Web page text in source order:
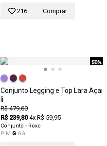
216 Comprar
50%
Conjunto Legging e Top Lara Açai
Ii
R$ 479,60
R$ 239,80 4x R$ 59,95
Conjunto - Roxo
P M G GG